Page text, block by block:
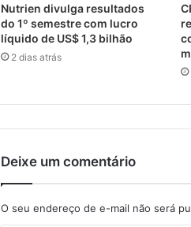
Nutrien divulga resultados
do 1º semestre com lucro
líquido de US$ 1,3 bilhão
2 dias atrás
Deixe um comentário
O seu endereço de e-mail não será